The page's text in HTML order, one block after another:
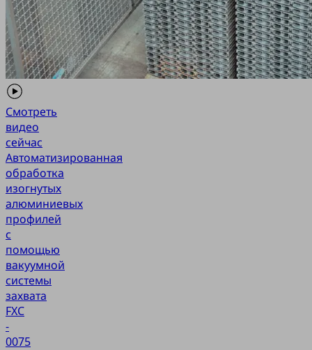
Смотреть
видео
сейчас
Автоматизированная
обработка
изогнутых
алюминиевых
профилей
с
помощью
вакуумной
системы
захвата
FXC
-
0075